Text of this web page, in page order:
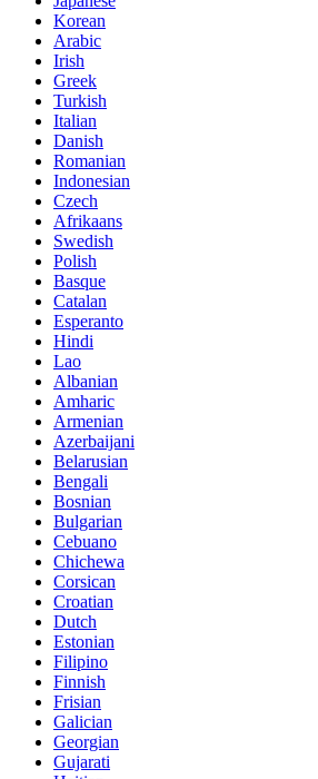
Korean
Arabic
Irish
Greek
Turkish
Italian
Danish
Romanian
Indonesian
Czech
Afrikaans
Swedish
Polish
Basque
Catalan
Esperanto
Hindi
Lao
Albanian
Amharic
Armenian
Azerbaijani
Belarusian
Bengali
Bosnian
Bulgarian
Cebuano
Chichewa
Corsican
Croatian
Dutch
Estonian
Filipino
Finnish
Frisian
Galician
Georgian
Gujarati